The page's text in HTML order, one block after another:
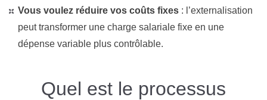
Vous voulez réduire vos coûts fixes : l’externalisation
peut transformer une charge salariale fixe en une
dépense variable plus contrôlable.
Quel est le processus